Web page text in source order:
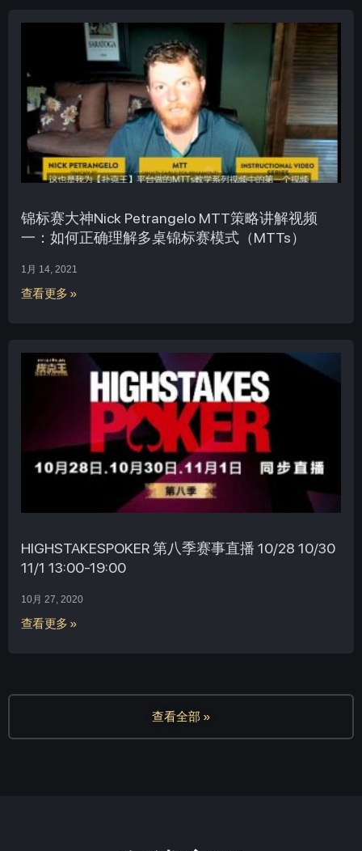
锦标赛大神Nick Petrangelo MTT策略讲解视频
一：如何正确理解多桌锦标赛模式（MTTs）
1月 14, 2021
查看更多 »
HIGHSTAKESPOKER 第八季赛事直播 10/28 10/30
11/1 13:00-19:00
10月 27, 2020
查看更多 »
查看全部 »